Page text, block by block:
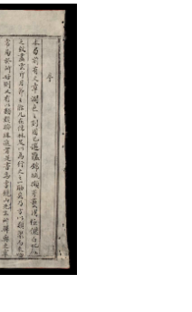
bản龍岡藏板 . 75
Xuân Dục) chép lại theo sách
có bài Tựa đề năm Quang
tập.
bộ [帝王部]- Cổ thần bộ [古神
bộ [辰令部], Địa lý bộ [地理部]-
[父子], Huynh đệ [兄弟], Phu
bộ [性情部], Thân thể bộ [身
chức quan [職官], cử hiền [舉
]- Lễ chế bộ [禮制部] - Tế tự bộ
部] ”.